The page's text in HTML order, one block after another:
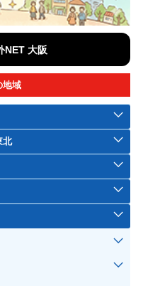
NET 大阪
地域
北